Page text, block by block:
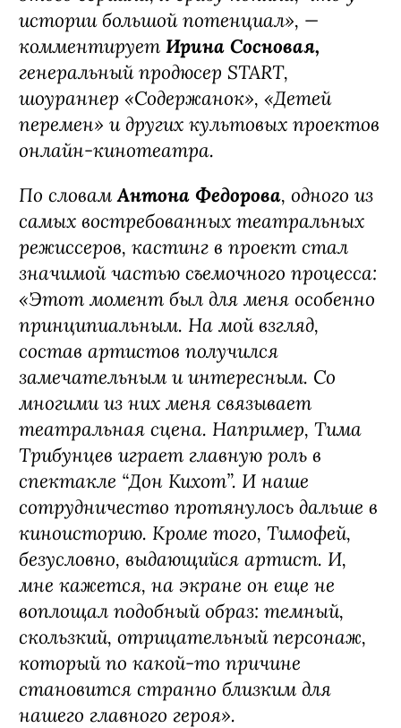
истории большой потенциал», —
комментирует Ирина Сосновая,
генеральный продюсер START,
шоураннер «Содержанок», «Детей
перемен» и других культовых проектов
онлайн-кинотеатра.
По словамАнтона Федорова, одного из
самых востребованных театральных
режиссеров, кастинг в проект стал
значимой частью съемочного процесса:
«Этот момент был для меня особенно
принципиальным. На мой взгляд,
состав артистов получился
замечательным и интересным. Со
многими из них меня связывает
театральная сцена. Например, Тима
Трибунцев играет главную роль в
спектакле “Дон Кихот”. И наше
сотрудничество протянулось дальше в
киноисторию. Кроме того, Тимофей,
безусловно, выдающийся артист. И,
мне кажется, на экране он еще не
воплощал подобный образ: темный,
скользкий, отрицательный персонаж,
который по какой-то причине
становится странно близким для
нашего главного героя».